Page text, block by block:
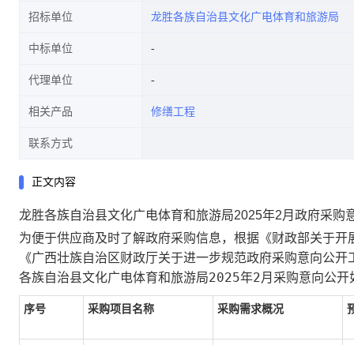
招标单位 龙胜各族自治县文化广电体育和旅游局
中标单位
代理单位
相关产品 修缮工程
联系方式
正文内容
龙胜各族自治县文化广电体育和旅游局2025年2月政府采购
为便于供应商及时了解政府采购信息，根据《财政部关于
《广西壮族自治区财政厅关于进一步规范政府采购意向公
各族自治县文化广电体育和旅游局2025年2月采购意向公开
序号 采购项目名称 采购需求概况